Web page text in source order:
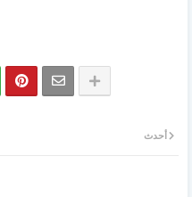
أحدث